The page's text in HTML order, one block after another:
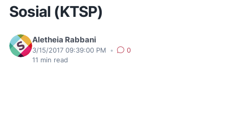
Sosial (KTSP)
Aletheia Rabbani
3/15/2017 09:39:00 PM •
0
11 min read